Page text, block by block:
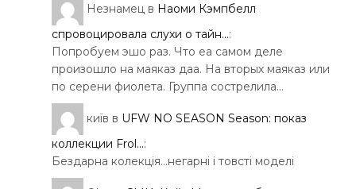
Незнамец в Наоми Кэмпбелл
спровоцировала слухи о тайн...:
Попробуем эшо раз. Что еа самом деле
произошло на маяказ даа. На вторых маяказ или
по серени фиолета. Группа сострелила…
київ в UFW NO SEASON Season: показ
коллекции Frol...:
Бездарна колекція…негарні і товсті моделі